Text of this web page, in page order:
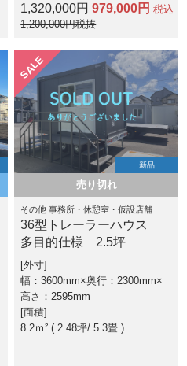
1,320,000円 979,000円 税込
1,200,000円税抜
新品
SALE
売り切れ
その他 事務所・休憩室・仮設店舗
36型トレーラーハウス
多目的仕様 2.5坪
外寸
幅：3600mm×奥行：2300mm×
高さ：2595mm
面積
8.2ｍ² ( 2.48坪 5.3畳 )